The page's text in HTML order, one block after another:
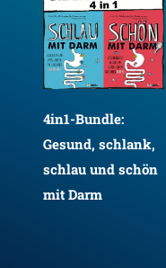
4in1-Bundle:
Gesund, schlank,
schlau und schön
mit Darm